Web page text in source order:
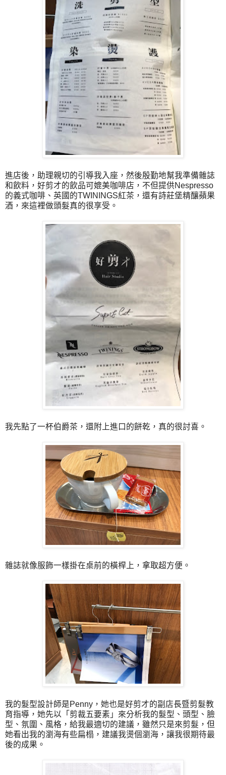
進店後，助理親切的引導我入座，然後殷勤地幫我準備雜誌
和飲料，好剪才的飲品可媲美咖啡店，不但提供Nespresso
的義式咖啡、英國的TWININGS紅茶，還有詩莊堡精釀蘋果
酒，來這裡做頭髮真的很享受。
我先點了一杯伯爵茶，還附上進口的餅乾，真的很討喜。
雜誌就像服飾一樣掛在桌前的橫桿上，拿取超方便。
我的髮型設計師是Penny，她也是好剪才的副店長暨剪髮教
育指導，她先以 「 剪裁五要素 」 來分析我的髮型、頭型、臉
型、氛圍、風格，給我最適切的建議，雖然只是來剪髮，但
她看出我的瀏海有些扁榻，建議我燙個瀏海，讓我很期待最
後的成果。